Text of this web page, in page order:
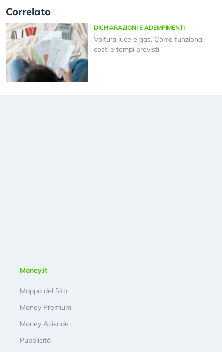
Correlato
DICHIARAZIONI E ADEMPIMENTI
Voltura luce e gas. Come funziona,
costi e tempi previsti
Money.it
Mappa del Sito
Money Premium
Money Aziende
Pubblicità